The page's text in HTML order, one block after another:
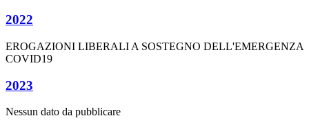
2022
EROGAZIONI LIBERALI A SOSTEGNO DELL'EMERGENZA
COVID19
2023
Nessun dato da pubblicare